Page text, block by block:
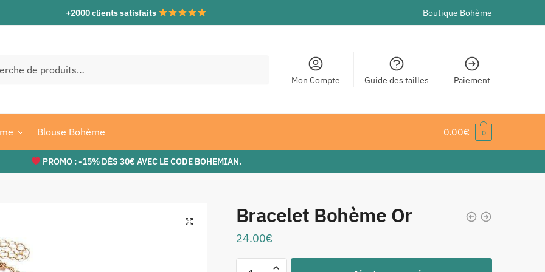
+2000 clients satisfaits Boutique Bohème
Mon Compte Guide des tailles Paiement
Blouse Bohème 0.00€ 0
PROMO : -15% DÈS 30€ AVEC LE CODE BOHEMIAN.
Bracelet Bohème Or
24.00€